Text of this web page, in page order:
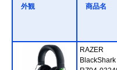
外観 商品名
RAZER